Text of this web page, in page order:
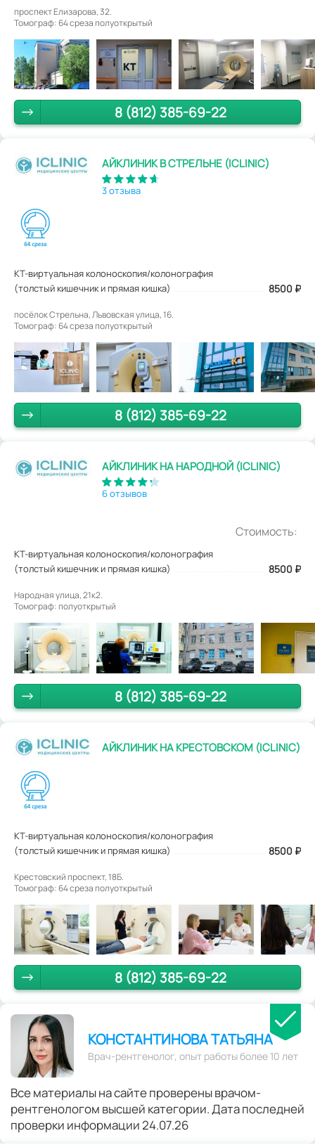
проспект Елизарова, 32.
Томограф: 64 среза полуоткрытый
8 (812) 385-69-22
АЙКЛИНИК В СТРЕЛЬНЕ (ICLINIC)
3 отзыва
КТ-виртуальная колоноскопия/колонография
(толстый кишечник и прямая кишка)
8500 ₽
посёлок Стрельна, Львовская улица, 16.
Томограф: 64 среза полуоткрытый
8 (812) 385-69-22
АЙКЛИНИК НА НАРОДНОЙ (ICLINIC)
6 отзывов
Стоимость:
КТ-виртуальная колоноскопия/колонография
(толстый кишечник и прямая кишка)
8500 ₽
Народная улица, 21к2.
Томограф: полуоткрытый
8 (812) 385-69-22
АЙКЛИНИК НА КРЕСТОВСКОМ (ICLINIC)
КТ-виртуальная колоноскопия/колонография
(толстый кишечник и прямая кишка)
8500 ₽
Крестовский проспект, 18Б.
Томограф: 64 среза полуоткрытый
8 (812) 385-69-22
КОНСТАНТИНОВА ТАТЬЯНА
Врач-рентгенолог, опыт работы более 10 лет
Все материалы на сайте проверены врачом-
рентгенологом высшей категории. Дата последней
проверки информации 24.07.26